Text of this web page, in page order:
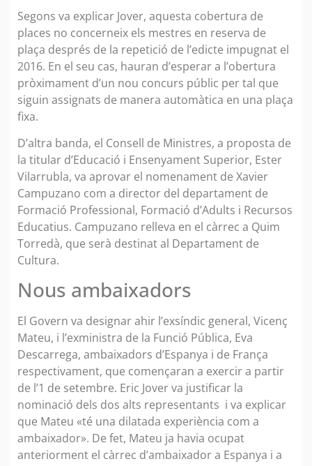
Segons va explicar Jover, aquesta cobertura de
places no concerneix els mestres en reserva de
plaça després de la repetició de l’edicte impugnat el
2016. En el seu cas, hauran d’esperar a l’obertura
pròximament d’un nou concurs públic per tal que
siguin assignats de manera automàtica en una plaça
fixa.
D’altra banda, el Consell de Ministres, a proposta de
la titular d’Educació i Ensenyament Superior, Ester
Vilarrubla, va aprovar el nomenament de Xavier
Campuzano com a director del departament de
Formació Professional, Formació d’Adults i Recursos
Educatius. Campuzano relleva en el càrrec a Quim
Torredà, que serà destinat al Departament de
Cultura.
Nous ambaixadors
El Govern va designar ahir l’exsíndic general, Vicenç
Mateu, i l’exministra de la Funció Pública, Eva
Descarrega, ambaixadors d’Espanya i de França
respectivament, que començaran a exercir a partir
de l’1 de setembre. Eric Jover va justificar la
nominació dels dos alts representants i va explicar
que Mateu «té una dilatada experiència com a
ambaixador». De fet, Mateu ja havia ocupat
anteriorment el càrrec d’ambaixador a Espanya i a